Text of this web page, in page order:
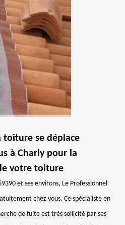
toiture se déplace
à Charly pour la
votre toiture
et ses environs, Le Professionnel
chez vous. Ce spécialiste en
de fuite est très sollicité par ses